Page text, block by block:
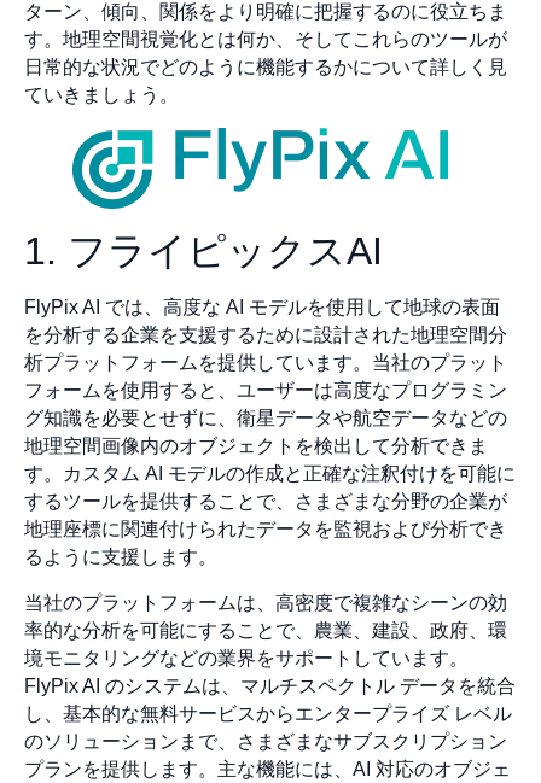
ターン、傾向、関係をより明確に把握するのに役立ちま
す。地理空間視覚化とは何か、そしてこれらのツールが
日常的な状況でどのように機能するかについて詳しく見
ていきましょう。
1. フライピックスAI
FlyPix AI では、高度な AI モデルを使用して地球の表面
を分析する企業を支援するために設計された地理空間分
析プラットフォームを提供しています。当社のプラット
フォームを使用すると、ユーザーは高度なプログラミン
グ知識を必要とせずに、衛星データや航空データなどの
地理空間画像内のオブジェクトを検出して分析できま
す。カスタム AI モデルの作成と正確な注釈付けを可能に
するツールを提供することで、さまざまな分野の企業が
地理座標に関連付けられたデータを監視および分析でき
るように支援します。
当社のプラットフォームは、高密度で複雑なシーンの効
率的な分析を可能にすることで、農業、建設、政府、環
境モニタリングなどの業界をサポートしています。
FlyPix AI のシステムは、マルチスペクトル データを統合
し、基本的な無料サービスからエンタープライズ レベル
のソリューションまで、さまざまなサブスクリプション
プランを提供します。主な機能には、AI 対応のオブジェ